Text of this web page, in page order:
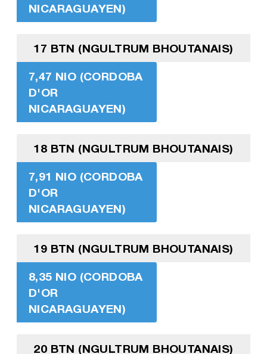
NICARAGUAYEN)
17 BTN (NGULTRUM BHOUTANAIS)
7,47 NIO (CORDOBA
D'OR
NICARAGUAYEN)
18 BTN (NGULTRUM BHOUTANAIS)
7,91 NIO (CORDOBA
D'OR
NICARAGUAYEN)
19 BTN (NGULTRUM BHOUTANAIS)
8,35 NIO (CORDOBA
D'OR
NICARAGUAYEN)
20 BTN (NGULTRUM BHOUTANAIS)